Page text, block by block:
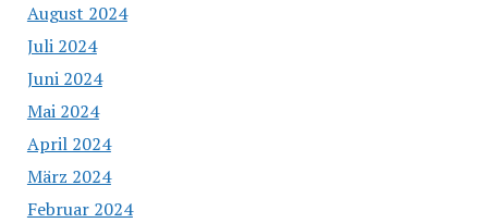
August 2024
Juli 2024
Juni 2024
Mai 2024
April 2024
März 2024
Februar 2024